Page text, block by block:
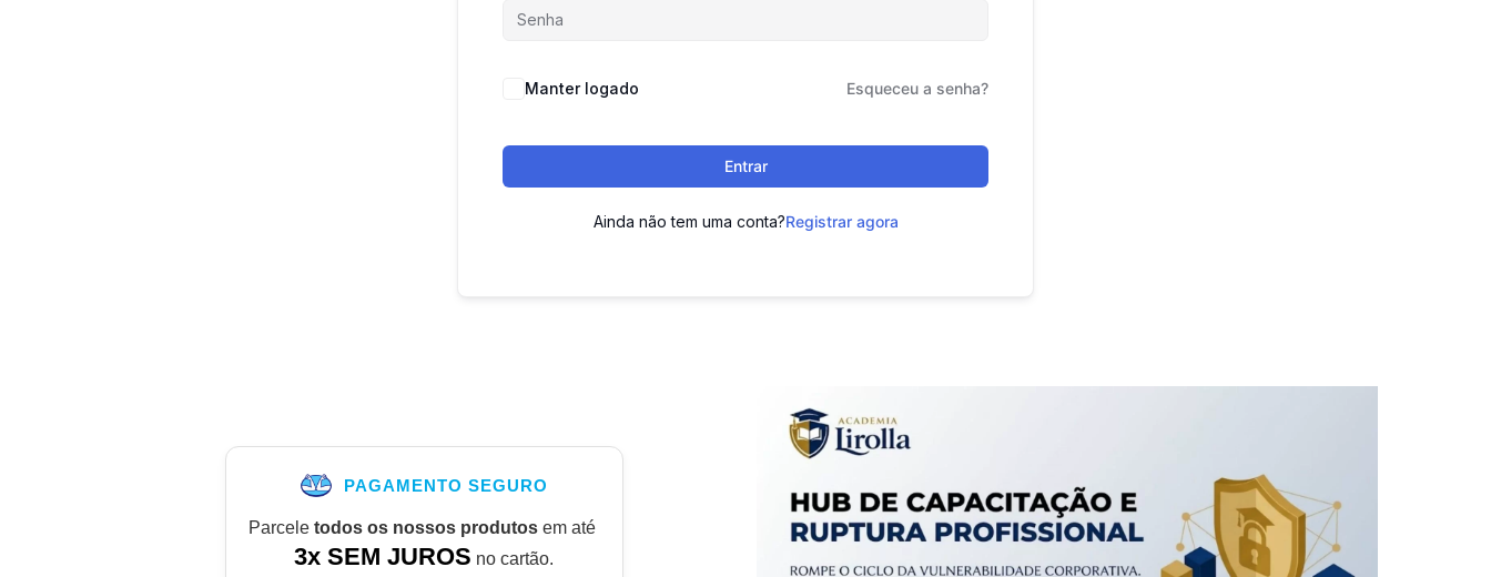
Manter logado Esqueceu a senha?
Entrar
Ainda não tem uma conta?Registrar agora
PAGAMENTO SEGURO
Parcele todos os nossos produtosem até
3x SEM JUROS no cartão.